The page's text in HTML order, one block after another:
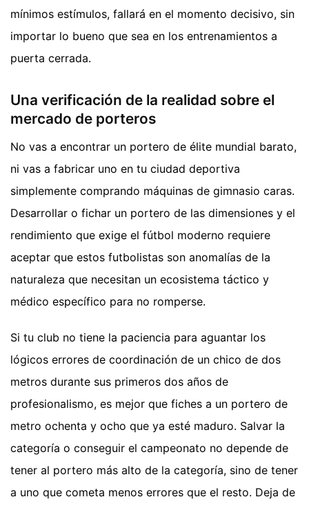
mínimos estímulos, fallará en el momento decisivo, sin
importar lo bueno que sea en los entrenamientos a
puerta cerrada.
Una verificación de la realidad sobre el
mercado de porteros
No vas a encontrar un portero de élite mundial barato,
ni vas a fabricar uno en tu ciudad deportiva
simplemente comprando máquinas de gimnasio caras.
Desarrollar o fichar un portero de las dimensiones y el
rendimiento que exige el fútbol moderno requiere
aceptar que estos futbolistas son anomalías de la
naturaleza que necesitan un ecosistema táctico y
médico específico para no romperse.
Si tu club no tiene la paciencia para aguantar los
lógicos errores de coordinación de un chico de dos
metros durante sus primeros dos años de
profesionalismo, es mejor que fiches a un portero de
metro ochenta y ocho que ya esté maduro. Salvar la
categoría o conseguir el campeonato no depende de
tener al portero más alto de la categoría, sino de tener
a uno que cometa menos errores que el resto. Deja de